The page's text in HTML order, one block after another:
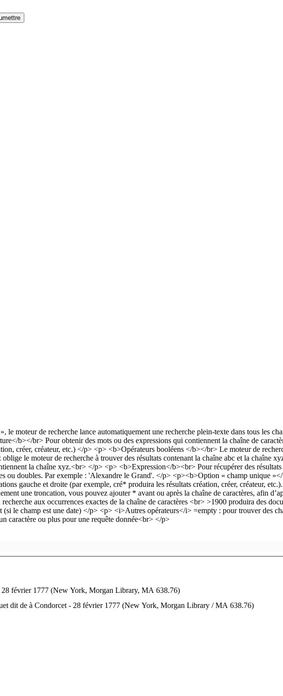
28 février 1777 (New York, Morgan Library, MA 638.76)
dit de à Condorcet - 28 février 1777 (New York, Morgan Library / MA 638.76)